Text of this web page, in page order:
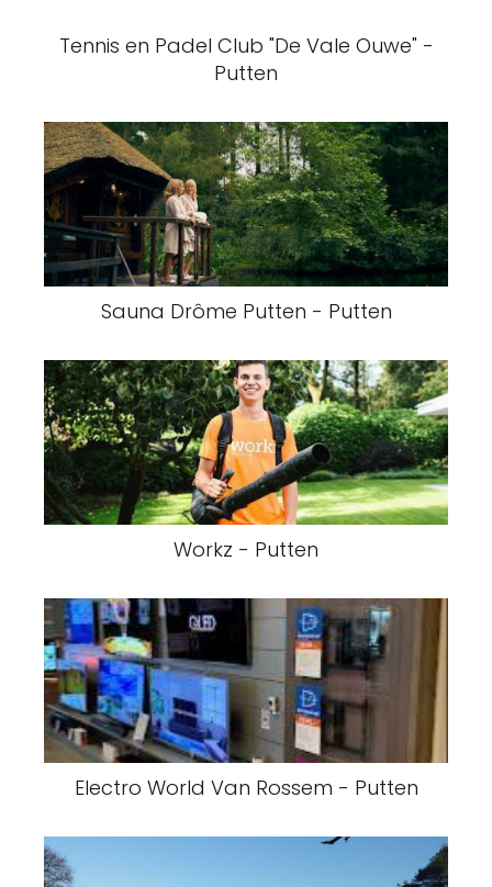
Tennis en Padel Club "De Vale Ouwe" -
Putten
Sauna Drôme Putten - Putten
Workz - Putten
Electro World Van Rossem - Putten